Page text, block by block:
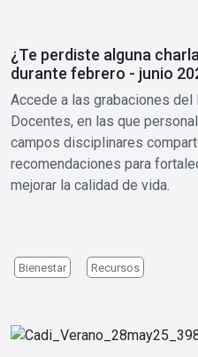
¿Te perdiste alguna
durante febrero - junio
Accede a las grabaciones
Docentes, en las que
campos disciplinares
recomendaciones para
mejorar la calidad de vida.
Bienestar Recursos
Image